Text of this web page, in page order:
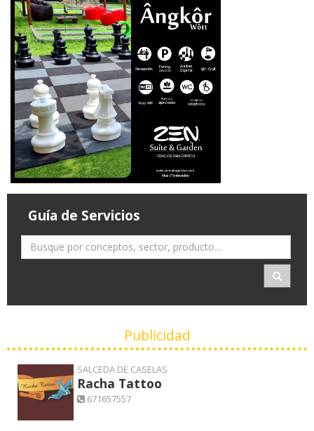
Guía de Servicios
Publicidad
SALCEDA DE CASELAS
Racha Tattoo
671657557